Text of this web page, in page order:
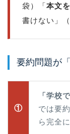
袋）「本文
書けない」
要約問題が
①
「学校
では要
ら完全